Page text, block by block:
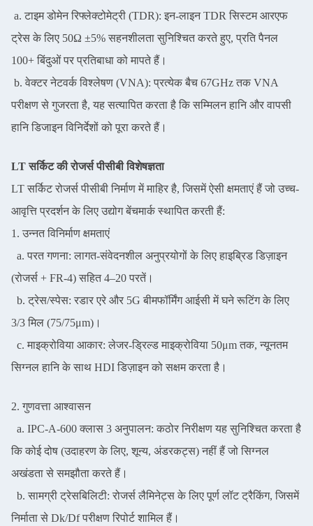
a. टाइम डोमेन रिफ्लेक्टोमेट्री (TDR): इन-लाइन TDR सिस्टम आरएफ
ट्रेस के लिए 50Ω ±5% सहनशीलता सुनिश्चित करते हुए, प्रति पैनल
100+ बिंदुओं पर प्रतिबाधा को मापते हैं।
b. वेक्टर नेटवर्क विश्लेषण (VNA): प्रत्येक बैच 67GHz तक VNA
परीक्षण से गुजरता है, यह सत्यापित करता है कि सम्मिलन हानि और वापसी
हानि डिजाइन विनिर्देशों को पूरा करते हैं।
LT सर्किट की रोजर्स पीसीबी विशेषज्ञता
LT सर्किट रोजर्स पीसीबी निर्माण में माहिर है, जिसमें ऐसी क्षमताएं हैं जो उच्च-
आवृत्ति प्रदर्शन के लिए उद्योग बेंचमार्क स्थापित करती हैं:
1. उन्नत विनिर्माण क्षमताएं
a. परत गणना: लागत-संवेदनशील अनुप्रयोगों के लिए हाइब्रिड डिज़ाइन
(रोजर्स + FR-4) सहित 4–20 परतें।
b. ट्रेस/स्पेस: रडार एरे और 5G बीमफॉर्मिंग आईसी में घने रूटिंग के लिए
3/3 मिल (75/75μm)।
c. माइक्रोविया आकार: लेजर-ड्रिल्ड माइक्रोविया 50μm तक, न्यूनतम
सिग्नल हानि के साथ HDI डिज़ाइन को सक्षम करता है।
2. गुणवत्ता आश्वासन
a. IPC-A-600 क्लास 3 अनुपालन: कठोर निरीक्षण यह सुनिश्चित करता है
कि कोई दोष (उदाहरण के लिए, शून्य, अंडरकट्स) नहीं हैं जो सिग्नल
अखंडता से समझौता करते हैं।
b. सामग्री ट्रेसबिलिटी: रोजर्स लैमिनेट्स के लिए पूर्ण लॉट ट्रैकिंग, जिसमें
निर्माता से Dk/Df परीक्षण रिपोर्ट शामिल हैं।